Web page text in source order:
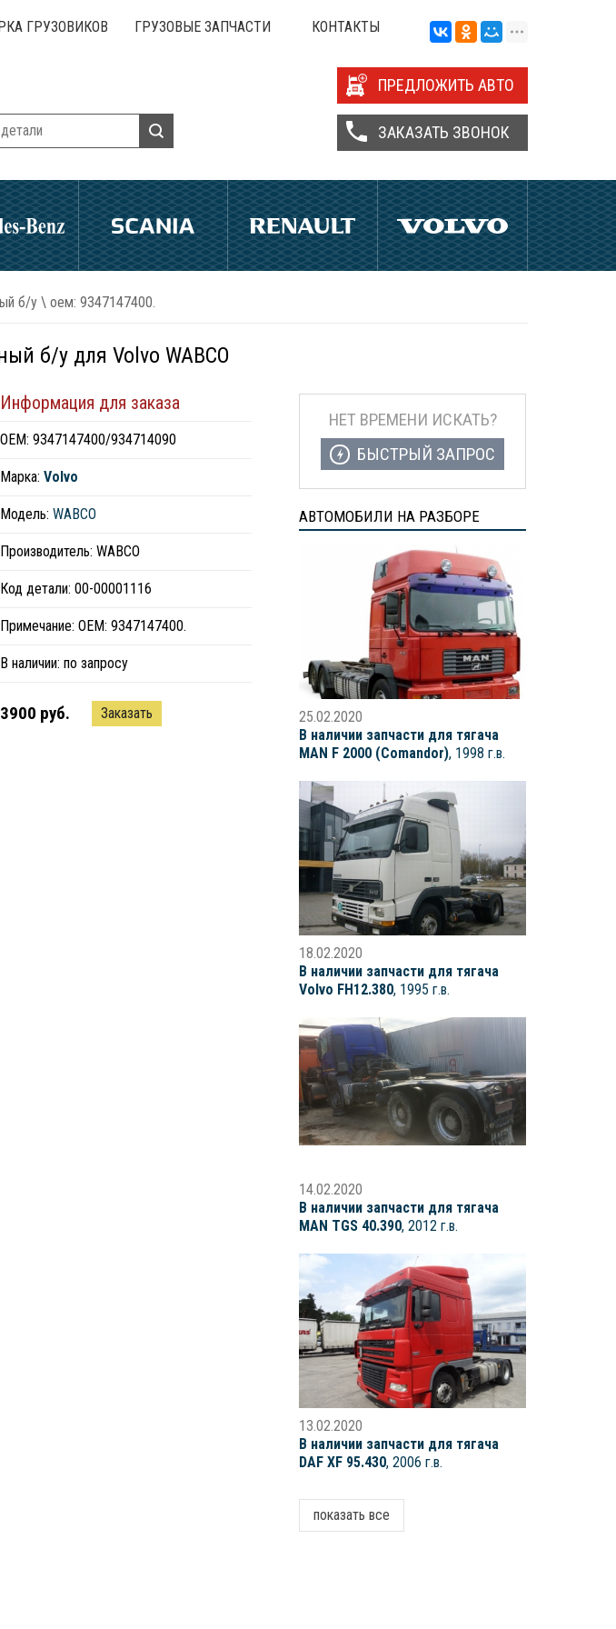
ГРУЗОВИКОВ ГРУЗОВЫЕ ЗАПЧАСТИ КОНТАКТЫ
ПРЕДЛОЖИТЬ АВТО
ЗАКАЗАТЬ ЗВОНОК
б/у \ оем: 9347147400.
б/у для Volvo WABCO
Информация для заказа
ОЕМ: 9347147400/934714090
Марка: Volvo
Модель: WABCO
Производитель: WABCO
Код детали: 00-00001116
Примечание: ОЕМ: 9347147400.
В наличии: по запросу
3900 руб. Заказать
НЕТ ВРЕМЕНИ ИСКАТЬ?
БЫСТРЫЙ ЗАПРОС
АВТОМОБИЛИ НА РАЗБОРЕ
25.02.2020
В наличии запчасти для тягача
MAN F 2000 (Comandor), 1998 г.в.
18.02.2020
В наличии запчасти для тягача
Volvo FH12.380, 1995 г.в.
14.02.2020
В наличии запчасти для тягача
MAN TGS 40.390, 2012 г.в.
13.02.2020
В наличии запчасти для тягача
DAF XF 95.430, 2006 г.в.
показать все